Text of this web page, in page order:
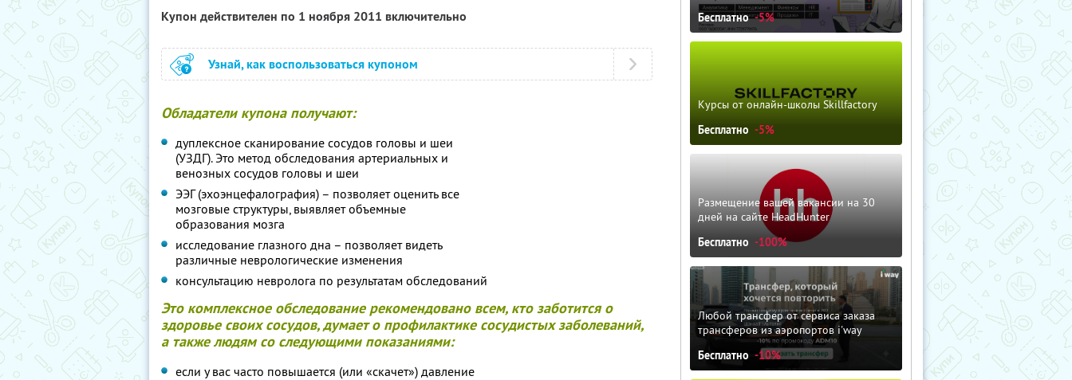
Купон действителен по 1 ноября 2011 включительно
Узнай, как воспользоваться купоном
Обладатели купона получают:
дуплексное сканирование сосудов головы и шеи
(УЗДГ). Это метод обследования артериальных и
венозных сосудов головы и шеи
ЭЭГ (эхоэнцефалография) – позволяет оценить все
мозговые структуры, выявляет объемные
образования мозга
исследование глазного дна – позволяет видеть
различные неврологические изменения
консультацию невролога по результатам обследований
Это комплексное обследование рекомендовано всем, кто заботится о
здоровье своих сосудов, думает о профилактике сосудистых заболеваний,
а также людям со следующими показаниями:
если у вас часто повышается (или «скачет») давление
Бесплатно -5%
Курсы от онлайн-школы Skillfactory
Бесплатно -5%
Размещение вашей вакансии на 30
дней на сайте HeadHunter
Бесплатно -100%
Любой трансфер от сервиса заказа
трансферов из аэропортов i'way
Бесплатно -10%